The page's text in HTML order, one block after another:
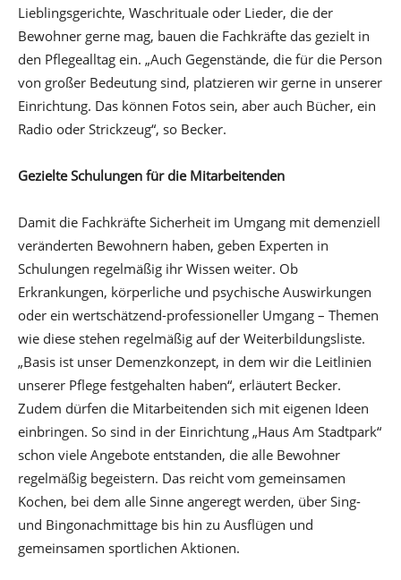
Lieblingsgerichte, Waschrituale oder Lieder, die der
Bewohner gerne mag, bauen die Fachkräfte das gezielt in
den Pflegealltag ein. „Auch Gegenstände, die für die Person
von großer Bedeutung sind, platzieren wir gerne in unserer
Einrichtung. Das können Fotos sein, aber auch Bücher, ein
Radio oder Strickzeug“, so Becker.
Gezielte Schulungen für die Mitarbeitenden
Damit die Fachkräfte Sicherheit im Umgang mit demenziell
veränderten Bewohnern haben, geben Experten in
Schulungen regelmäßig ihr Wissen weiter. Ob
Erkrankungen, körperliche und psychische Auswirkungen
oder ein wertschätzend-professioneller Umgang – Themen
wie diese stehen regelmäßig auf der Weiterbildungsliste.
„Basis ist unser Demenzkonzept, in dem wir die Leitlinien
unserer Pflege festgehalten haben“, erläutert Becker.
Zudem dürfen die Mitarbeitenden sich mit eigenen Ideen
einbringen. So sind in der Einrichtung „Haus Am Stadtpark“
schon viele Angebote entstanden, die alle Bewohner
regelmäßig begeistern. Das reicht vom gemeinsamen
Kochen, bei dem alle Sinne angeregt werden, über Sing-
und Bingonachmittage bis hin zu Ausflügen und
gemeinsamen sportlichen Aktionen.